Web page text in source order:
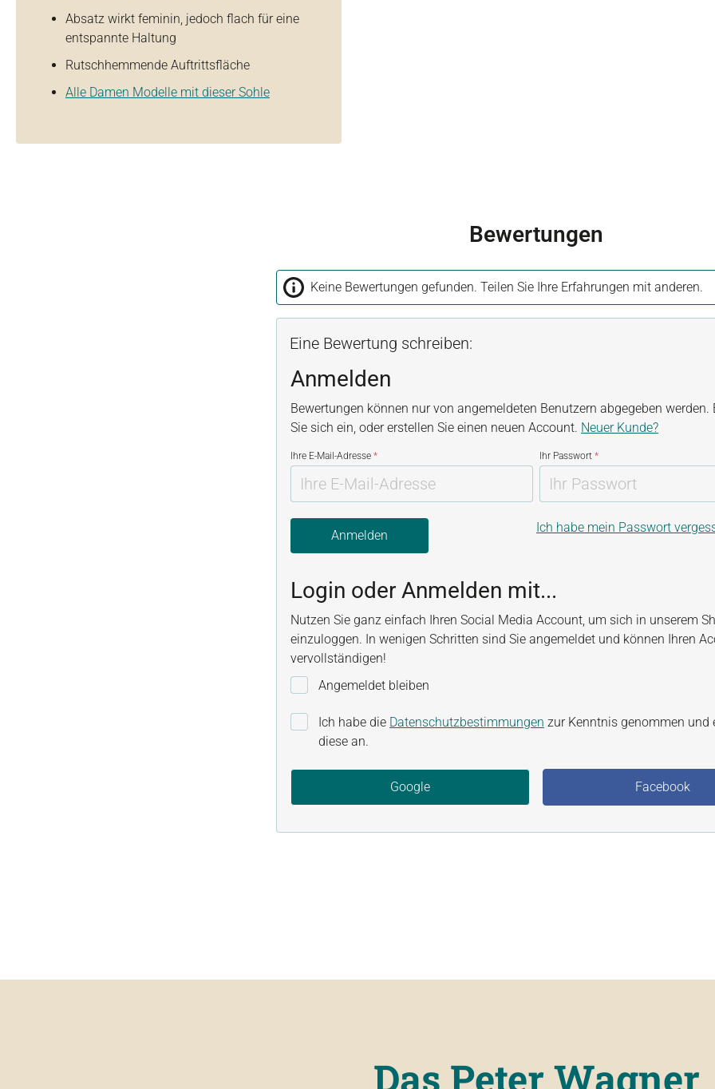
Absatz wirkt feminin, jedoch flach für eine
entspannte Haltung
Rutschhemmende Auftrittsfläche
Alle Damen Modelle mit dieser Sohle
Bewertungen
Keine Bewertungen gefunden. Teilen Sie Ihre Erfahrungen mit anderen.
Eine Bewertung schreiben:
Anmelden
Bewertungen können nur von angemeldeten Benutzern abgegeben werden.
Sie sich ein, oder erstellen Sie einen neuen Account. Neuer Kunde?
Ihre E-Mail-Adresse * Ihr Passwort *
Anmelden
Ich habe mein Passwort
Login oder Anmelden mit...
Nutzen Sie ganz einfach Ihren Social Media Account, um sich in unserem
einzuloggen. In wenigen Schritten sind Sie angemeldet und können Ihren
vervollständigen!
Angemeldet bleiben
Ich habe die Datenschutzbestimmungen zur Kenntnis genommen und
diese an.
Google Facebook
Das Peter Wagner